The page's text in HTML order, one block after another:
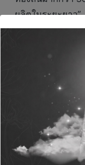
ผลิตในระยะยาว”
กล่
ศักยภาพของดูรา
แบตเตอรี่ชั้นนำใ
ด้านกระบวนการ
ด้วยจุดเด่นด้านน
เทคโนโลยีล้ำส
อุตสาหกรรมมาใ